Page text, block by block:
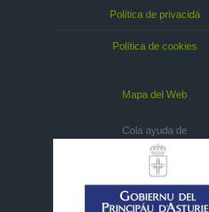
Política de privacidá
Política de cookies
Mapa del Web
Cola ayuda de